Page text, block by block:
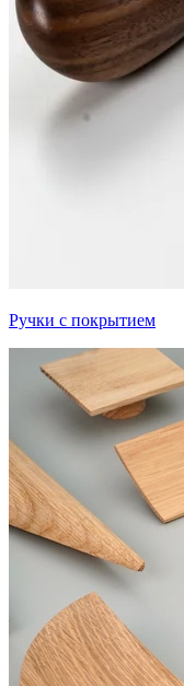
Ручки с покрытием